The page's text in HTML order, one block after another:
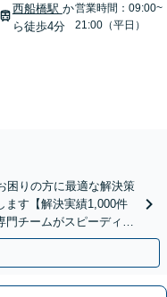
西船橋駅 か
ら徒歩4分
営業時間：09:00~
21:00（平日）
困りの方に最適な解決策
ます【解決実績1,000件
門チームがスピーディー
】